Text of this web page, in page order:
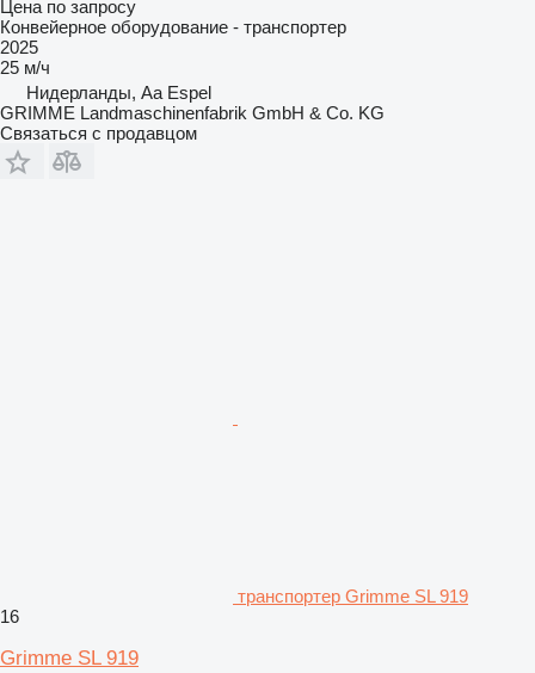
Цена по запросу
Конвейерное оборудование - транспортер
2025
25 м/ч
Нидерланды, Aa Espel
GRIMME Landmaschinenfabrik GmbH & Co. KG
Связаться с продавцом
транспортер Grimme SL 919
16
Grimme SL 919